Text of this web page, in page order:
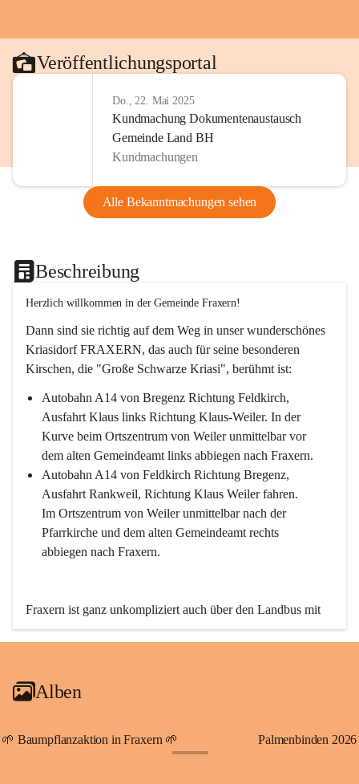
Veröffentlichungsportal
Do., 22. Mai 2025
Kundmachung Dokumentenaustausch
Gemeinde Land BH
Kundmachungen
Alle Bekanntmachungen sehen
Beschreibung
Herzlich willkommen in der Gemeinde Fraxern!
Dann sind sie richtig auf dem Weg in unser wunderschönes
Kriasidorf FRAXERN, das auch für seine besonderen
Kirschen, die "Große Schwarze Kriasi", berühmt ist:
Autobahn A14 von Bregenz Richtung Feldkirch,
Ausfahrt Klaus links Richtung Klaus-Weiler. In der
Kurve beim Ortszentrum von Weiler unmittelbar vor
dem alten Gemeindeamt links abbiegen nach Fraxern.
Autobahn A14 von Feldkirch Richtung Bregenz,
Ausfahrt Rankweil, Richtung Klaus Weiler fahren.
Im Ortszentrum von Weiler unmittelbar nach der
Pfarrkirche und dem alten Gemeindeamt rechts
abbiegen nach Fraxern.
Fraxern ist ganz unkompliziert auch über den Landbus mit
den öffentlichen Verkehrsmitteln zu erreichen. Die Linie
An Samstagen, Sonn- und Feiertagen können Sie bequem
persönlichen Linienbus zur gewünschten Zeit zu Ihrer
Haltestelle bestellen. Sowohl von Weiler kommend nach
Alben
🌱 Baumpflanzaktion in Fraxern 🌱 Palmenbinden 2026